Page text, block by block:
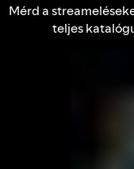
Mérd a
teljes